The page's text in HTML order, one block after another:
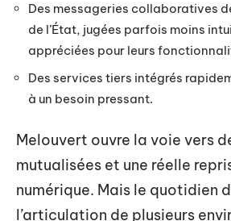
Des messageries collaboratives
de l’État, jugées parfois moins
appréciées pour leurs
Des services tiers intégrés
à un besoin pressant.
Melouvert ouvre la voie vers
mutualisées et une réelle
numérique. Mais le quotidien
l’articulation de plusieurs